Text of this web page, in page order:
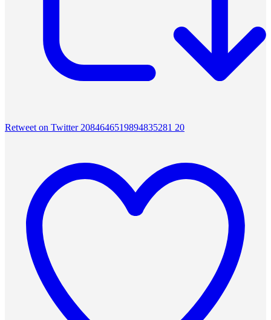
Retweet on Twitter 2084646519894835281 20